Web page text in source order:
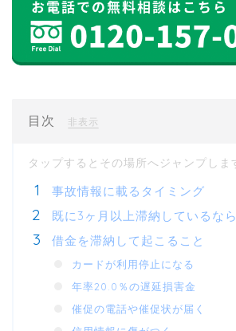
目次 非表示
事故情報に載るタイミング
既に3ヶ月以上滞納しているなら
借金を滞納して起こること
カードが利用停止になる
年率20.0％の遅延損害金
催促の電話や催促状が届く